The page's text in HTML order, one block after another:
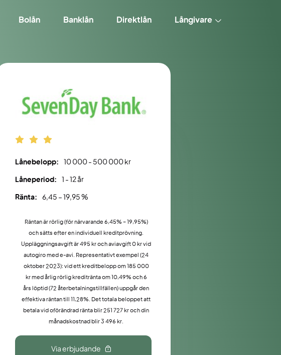
Bolån Banklån Direktlån Långivare
Lånebelopp: 10 000 - 500 000 kr
Låneperiod: 1 - 12 år
Ränta: 6,45 – 19,95 %
Räntan är rörlig (för närvarande 6,45% – 19,95%)
och sätts efter en individuell kreditprövning.
Uppläggningsavgift är 495 kr och aviavgift 0 kr vid
autogiro med e-avi. Representativt exempel (24
oktober 2023): vid ett kreditbelopp om 185 000
kr med årlig rörlig kreditränta om 10,49% och 6
års löptid (72 återbetalningstillfällen) uppgår den
effektiva räntan till 11,28%. Det totala beloppet att
betala vid oförändrad ränta blir 251 727 kr och din
månadskostnad blir 3 496 kr.
Via erbjudande